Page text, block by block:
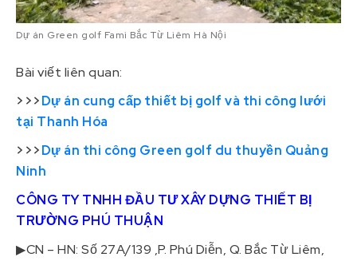
Dự án Green golf Fami Bắc Từ Liêm Hà Nội
Bài viết liên quan:
>>>Dự án cung cấp thiết bị golf và thi công lưới
tại Thanh Hóa
>>>Dự án thi công Green golf du thuyền Quảng
Ninh
CÔNG TY TNHH ĐẦU TƯ XÂY DỰNG THIẾT BỊ
TRƯỜNG PHÚ THUẬN
▶CN – HN: Số 27A/139 ,P. Phú Diễn, Q. Bắc Từ Liêm,